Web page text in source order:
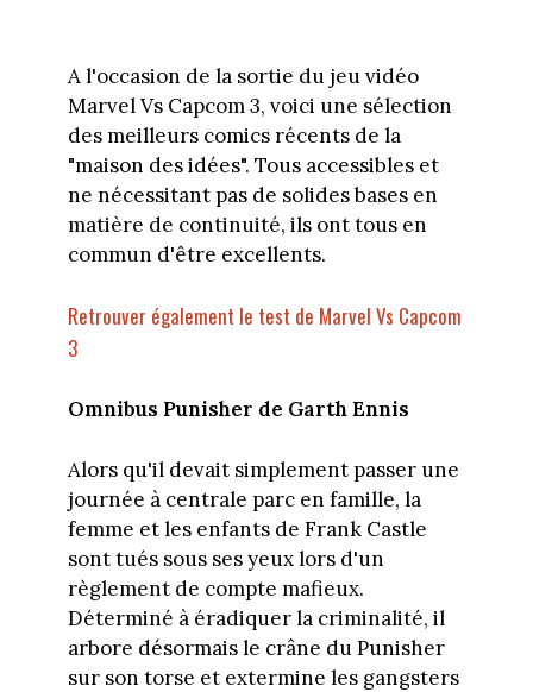
A l'occasion de la sortie du jeu vidéo
Marvel Vs Capcom 3, voici une sélection
des meilleurs comics récents de la
"maison des idées". Tous accessibles et
ne nécessitant pas de solides bases en
matière de continuité, ils ont tous en
commun d'être excellents.
Retrouver également le test de Marvel Vs Capcom
3
Omnibus Punisher de Garth Ennis
Alors qu'il devait simplement passer une
journée à centrale parc en famille, la
femme et les enfants de Frank Castle
sont tués sous ses yeux lors d'un
règlement de compte mafieux.
Déterminé à éradiquer la criminalité, il
arbore désormais le crâne du Punisher
sur son torse et extermine les gangsters